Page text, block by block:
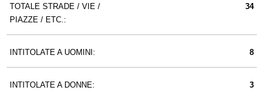
TOTALE STRADE / VIE /
PIAZZE / ETC.:
34
INTITOLATE A UOMINI: 8
INTITOLATE A DONNE: 3